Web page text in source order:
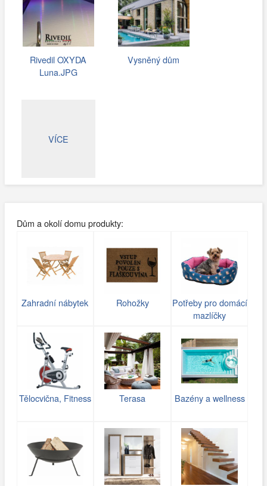
Rivedil OXYDA
Luna.JPG
Vysněný dům
VÍCE
Dům a okolí domu produkty:
Zahradní nábytek Rohožky
Potřeby pro domácí
mazlíčky
Tělocvična, Fitness Terasa Bazény a wellness